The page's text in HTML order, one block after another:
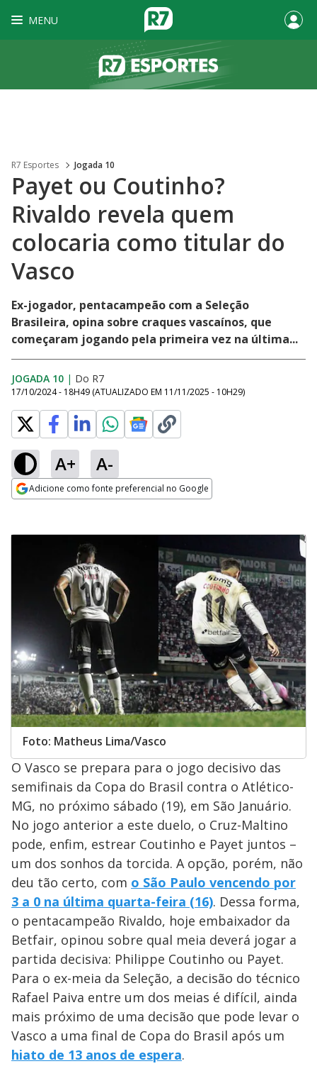
MENU
R7 Esportes Jogada 10
Payet ou Coutinho?
Rivaldo revela quem
colocaria como titular do
Vasco
Ex-jogador, pentacampeão com a Seleção
Brasileira, opina sobre craques vascaínos, que
começaram jogando pela primeira vez na última...
JOGADA 10 | Do R7
17/10/2024 - 18H49 (ATUALIZADO EM 11/11/2025 - 10H29)
A+ A-
Adicione como fonte preferencial no Google
Foto: Matheus Lima/Vasco
O Vasco se prepara para o jogo decisivo das
semifinais da Copa do Brasil contra o Atlético-
MG, no próximo sábado (19), em São Januário.
No jogo anterior a este duelo, o Cruz-Maltino
pode, enfim, estrear Coutinho e Payet juntos –
um dos sonhos da torcida. A opção, porém, não
deu tão certo, com o São Paulo vencendo por
3 a 0 na última quarta-feira (16). Dessa forma,
o pentacampeão Rivaldo, hoje embaixador da
Betfair, opinou sobre qual meia deverá jogar a
partida decisiva: Philippe Coutinho ou Payet.
Para o ex-meia da Seleção, a decisão do técnico
Rafael Paiva entre um dos meias é difícil, ainda
mais próximo de uma decisão que pode levar o
Vasco a uma final de Copa do Brasil após um
hiato de 13 anos de espera.